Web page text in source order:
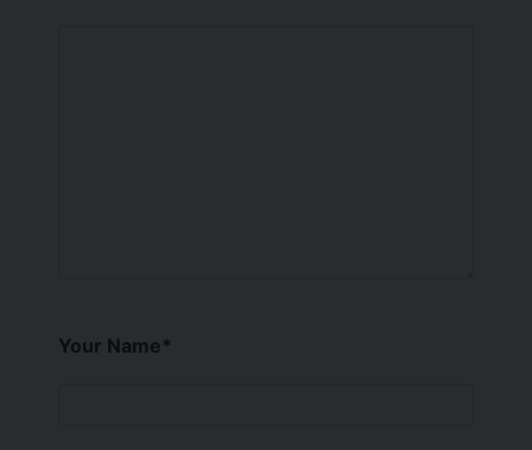
Your Name*